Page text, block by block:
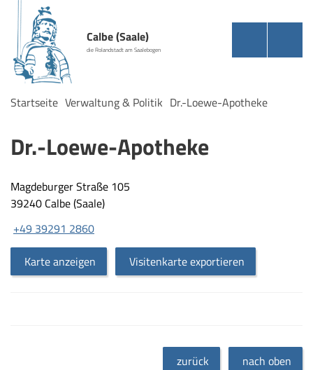
Calbe (Saale)
die Rolandstadt am Saalebogen
Startseite Verwaltung & Politik Dr.-Loewe-Apotheke
Dr.-Loewe-Apotheke
Magdeburger Straße 105
39240 Calbe (Saale)
+49 39291 2860
Karte anzeigen
Visitenkarte exportieren
zurück nach oben